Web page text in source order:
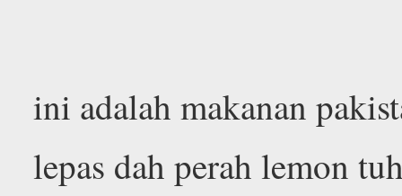
ini adalah makanan
lepas dah perah lemon